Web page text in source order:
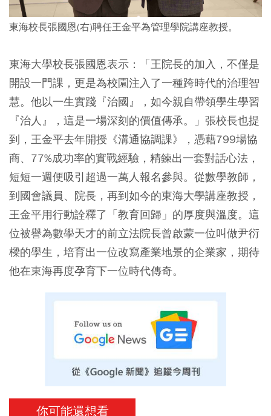
東海校長張國恩(右)聘任王金平為管理學院講座教授。
東海大學校長張國恩表示：「王院長的加入，不僅是
開設一門課，更是為校園注入了一種跨時代的治理智
慧。他以一生實踐『治國』，如今親自帶領學生學習
『治人』，這是一場深刻的價值傳承。」張校長也提
到，王金平去年開授《溝通協調課》，憑藉799場協
商、77%成功率的實戰經驗，精鍊出一套對話心法，
短短一週便吸引超過一萬人報名參與。從數學教師，
到國會議員、院長，再到如今的東海大學講座教授，
王金平用行動詮釋了「教育回歸」的厚度與溫度。這
位被譽為數學天才的前立法院長曾啟蒙一位叫做尹衍
樑的學生，培育出一位改寫產業地景的企業家，期待
他在東海再度孕育下一位時代傳奇。
你可能還想看